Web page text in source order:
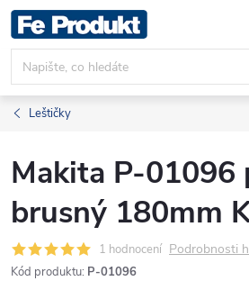
Přejít
na
obsah
Leštičky
Makita P-01096
brusný 180mm
1 hodnocení Podrobnosti
Kód produktu: P-01096